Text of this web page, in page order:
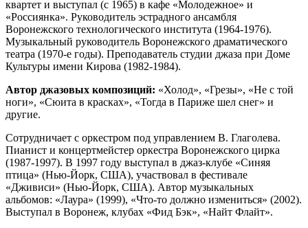
квартет и выступал (с 1965) в кафе «Молодежное» и
«Россиянка». Руководитель эстрадного ансамбля
Воронежского технологического института (1964-1976).
Музыкальный руководитель Воронежского драматического
театра (1970-е годы). Преподаватель студии джаза при Доме
Культуры имени Кирова (1982-1984).
Автор джазовых композиций: «Холод», «Грезы», «Не с той
ноги», «Сюита в красках», «Тогда в Париже шел снег» и
другие.
Сотрудничает с оркестром под управлением В. Глаголева.
Пианист и концертмейстер оркестра Воронежского цирка
(1987-1997). В 1997 году выступал в джаз-клубе «Синяя
птица» (Нью-Йорк, США), участвовал в фестивале
«Дживиси» (Нью-Йорк, США). Автор музыкальных
альбомов: «Лаура» (1999), «Что-то должно измениться» (2002).
Выступал в Воронеж, клубах «Фид Бэк», «Найт Флайт».